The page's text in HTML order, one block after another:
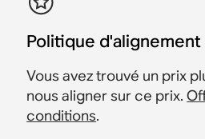
Politique d'alignement
Vous avez trouvé un prix
nous aligner sur ce prix.
conditions.